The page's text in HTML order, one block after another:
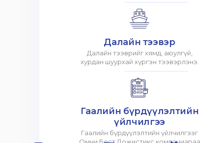
Далайн тээвэр
Далайн тээврийг хямд, аюулгүй,
хурдан шуурхай хүргэн тээвэрлэнэ.
Гаалийн бүрдүүлэлтийн
үйлчилгээ
Гаалийн бүрдүүлэлтийн үйлчилгээг